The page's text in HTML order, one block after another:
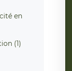
en
(1)